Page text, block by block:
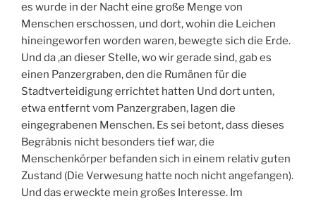
es wurde in der Nacht eine große Menge von
Menschen erschossen, und dort, wohin die Leichen
hineingeworfen worden waren, bewegte sich die Erde.
Und da ,an dieser Stelle, wo wir gerade sind, gab es
einen Panzergraben, den die Rumänen für die
Stadtverteidigung errichtet hatten Und dort unten,
etwa entfernt vom Panzergraben, lagen die
eingegrabenen Menschen. Es sei betont, dass dieses
Begräbnis nicht besonders tief war, die
Menschenkörper befanden sich in einem relativ guten
Zustand (Die Verwesung hatte noch nicht angefangen).
Und das erweckte mein großes Interesse. Im